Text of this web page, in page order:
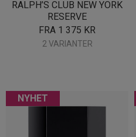
RALPH’S CLUB NEW YORK
RESERVE
FRA 1 375 KR
2 VARIANTER
NYHET